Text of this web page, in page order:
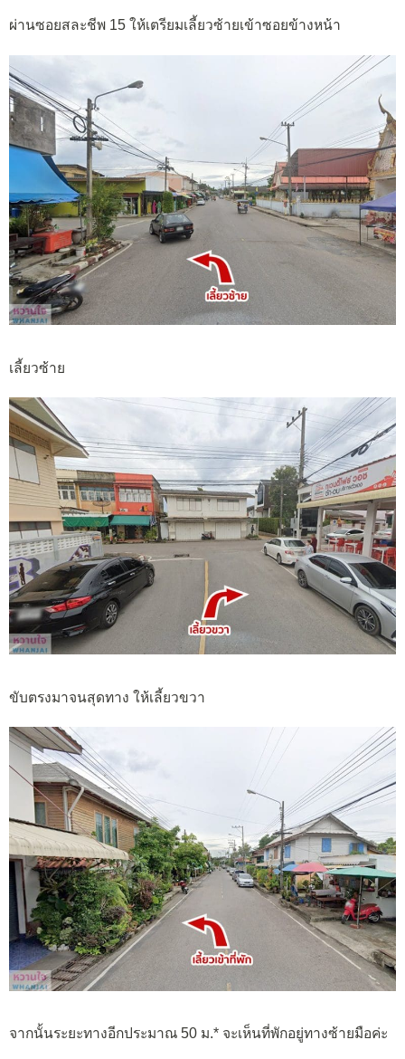
ผ่านซอยสละชีพ 15 ให้เตรียมเลี้ยวซ้ายเข้าซอยข้างหน้า
เลี้ยวซ้าย
ขับตรงมาจนสุดทาง ให้เลี้ยวขวา
จากนั้นระยะทางอีกประมาณ 50 ม.* จะเห็นที่พักอยู่ทางซ้ายมือค่ะ